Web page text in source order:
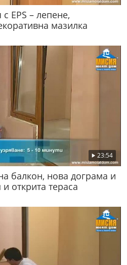
EPS – лепене,
мазилка
23:54
балкон, нова дограма и
открита тераса